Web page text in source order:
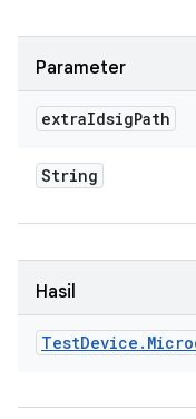
Parameter
extraIdsigPath
String
Hasil
TestDevice .